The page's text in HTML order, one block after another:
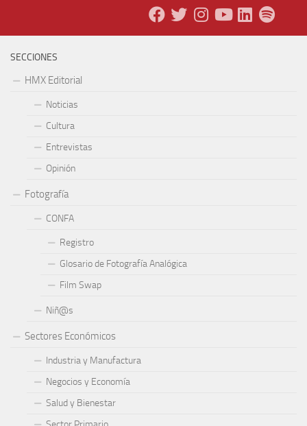
SECCIONES
HMX Editorial
Noticias
Cultura
Entrevistas
Opinión
Fotografía
CONFA
Registro
Glosario de Fotografía Analógica
Film Swap
Niñ@s
Sectores Económicos
Industria y Manufactura
Negocios y Economía
Salud y Bienestar